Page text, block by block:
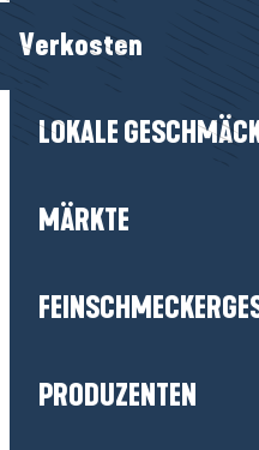
Verkosten
LOKALE
MÄRKTE
PRODUZENTEN
Sie uns
entfernt
Stadtzentrum(1.9Km)
(1.2Km)